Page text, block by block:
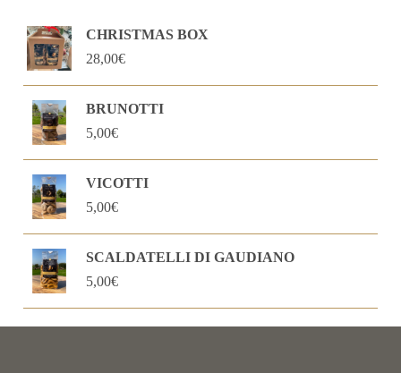
CHRISTMAS BOX
28,00€
BRUNOTTI
5,00€
VICOTTI
5,00€
SCALDATELLI DI GAUDIANO
5,00€